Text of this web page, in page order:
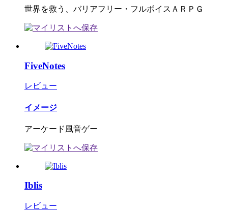
世界を救う、バリアフリー・フルボイスＡＲＰＧ
FiveNotes
レビュー
イメージ
アーケード風音ゲー
Iblis
レビュー